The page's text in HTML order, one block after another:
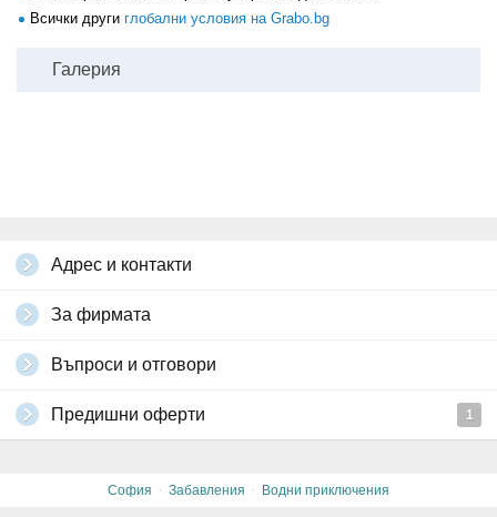
Всички други глобални условия на Grabo.bg
Галерия
Адрес и контакти
За фирмата
Въпроси и отговори
Предишни оферти 1
София · Забавления · Водни приключения